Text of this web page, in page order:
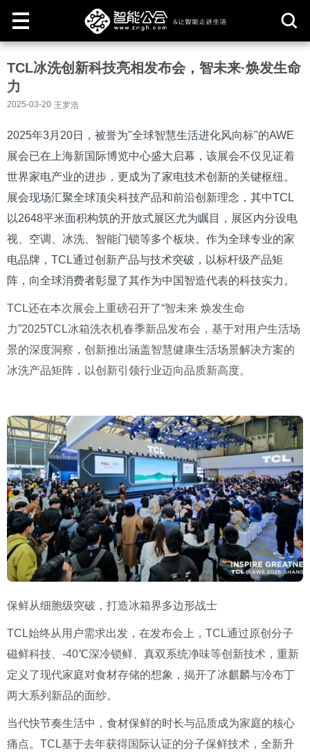
取
TCL冰洗创新科技亮相发布会，智未来·焕发生命
力
2025-03-20 王罗浩
2025年3月20日，被誉为"全球智慧生活进化风向标"的AWE
展会已在上海新国际博览中心盛大启幕，该展会不仅见证着
世界家电产业的进步，更成为了家电技术创新的关键枢纽。
展会现场汇聚全球顶尖科技产品和前沿创新理念，其中TCL
以2648平米面积构筑的开放式展区尤为瞩目，展区内分设电
视、空调、冰洗、智能门锁等多个板块。作为全球专业的家
电品牌，TCL通过创新产品与技术突破，以标杆级产品矩
阵，向全球消费者彰显了其作为中国智造代表的科技实力。
TCL还在本次展会上重磅召开了“智未来 焕发生命
力”2025TCL冰箱洗衣机春季新品发布会，基于对用户生活场
景的深度洞察，创新推出涵盖智慧健康生活场景解决方案的
冰洗产品矩阵，以创新引领行业迈向品质新高度。
保鲜从细胞级突破，打造冰箱界多边形战士
TCL始终从用户需求出发，在发布会上，TCL通过原创分子
磁鲜科技、-40℃深冷锁鲜、真双系统净味等创新技术，重新
定义了现代家庭对食材存储的想象，揭开了冰麒麟与冷布丁
两大系列新品的面纱。
当代快节奏生活中，食材保鲜的时长与品质成为家庭的核心
痛点。TCL基于去年获得国际认证的分子保鲜技术，全新升